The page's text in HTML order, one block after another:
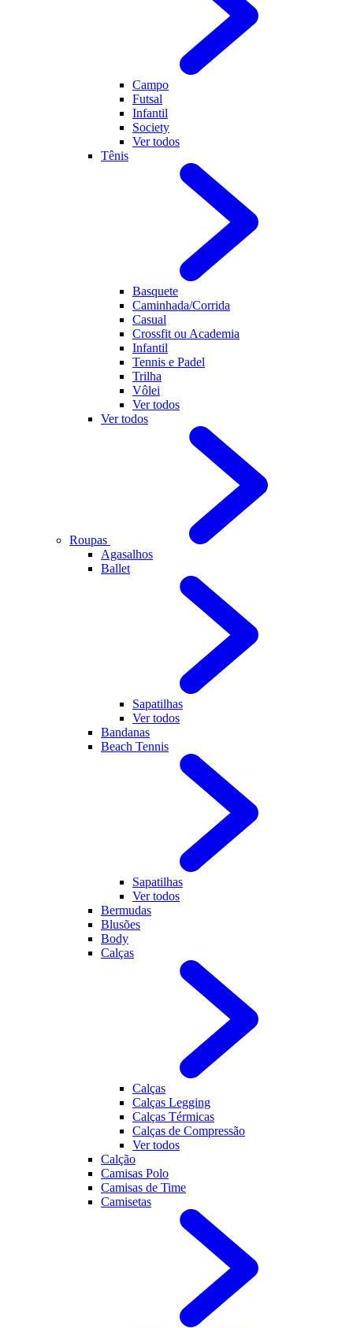
Campo
Futsal
Infantil
Society
Ver todos
Tênis
Basquete
Caminhada/Corrida
Casual
Crossfit ou Academia
Infantil
Tennis e Padel
Trilha
Vôlei
Ver todos
Ver todos
Roupas
Agasalhos
Ballet
Sapatilhas
Ver todos
Bandanas
Beach Tennis
Sapatilhas
Ver todos
Bermudas
Blusões
Body
Calças
Calças
Calças Legging
Calças Térmicas
Calças de Compressão
Ver todos
Calção
Camisas Polo
Camisas de Time
Camisetas